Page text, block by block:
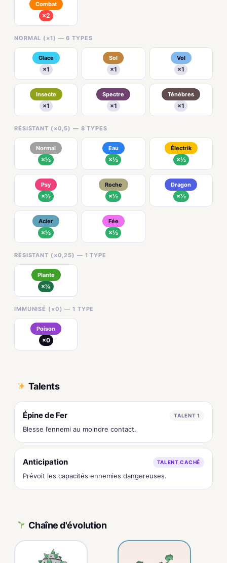
Combat
×2
NORMAL (×1) — 6 TYPES
Glace
×1
Sol
×1
Vol
×1
Insecte
×1
Spectre
×1
Ténèbres
×1
RÉSISTANT (×0,5) — 8 TYPES
Normal
×½
Eau
×½
Électrik
×½
Psy
×½
Roche
×½
Dragon
×½
Acier
×½
Fée
×½
RÉSISTANT (×0,25) — 1 TYPE
Plante
×¼
IMMUNISÉ (×0) — 1 TYPE
Poison
×0
Talents
Épine de Fer TALENT 1
Blesse l’ennemi au moindre contact.
Anticipation TALENT CACHÉ
Prévoit les capacités ennemies dangereuses.
Chaîne d'évolution